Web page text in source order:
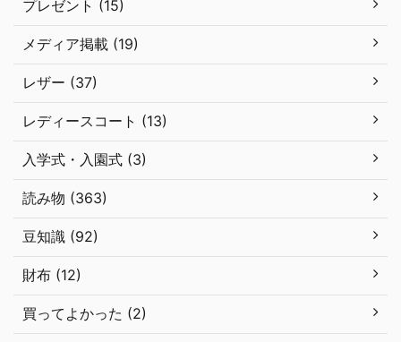
プレゼント (15)
メディア掲載 (19)
レザー (37)
レディースコート (13)
入学式・入園式 (3)
読み物 (363)
豆知識 (92)
財布 (12)
買ってよかった (2)